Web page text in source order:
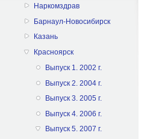
Наркомздрав
Барнаул-Новосибирск
Казань
Красноярск
Выпуск 1. 2002 г.
Выпуск 2. 2004 г.
Выпуск 3. 2005 г.
Выпуск 4. 2006 г.
Выпуск 5. 2007 г.